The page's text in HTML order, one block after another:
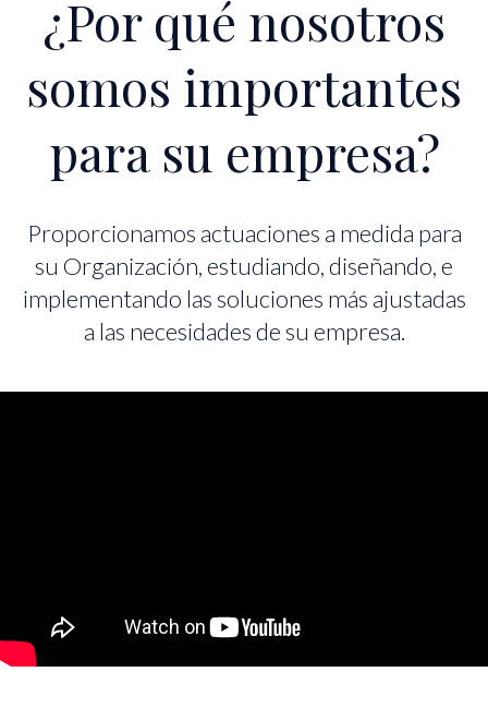
¿Por qué nosotros
somos importantes
para su empresa?
Proporcionamos actuaciones a medida para
su Organización, estudiando, diseñando, e
implementando las soluciones más ajustadas
a las necesidades de su empresa.